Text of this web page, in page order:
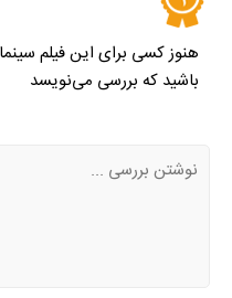
هنوز کسی برای این فیلم
باشید که بررسی می‌نویسد